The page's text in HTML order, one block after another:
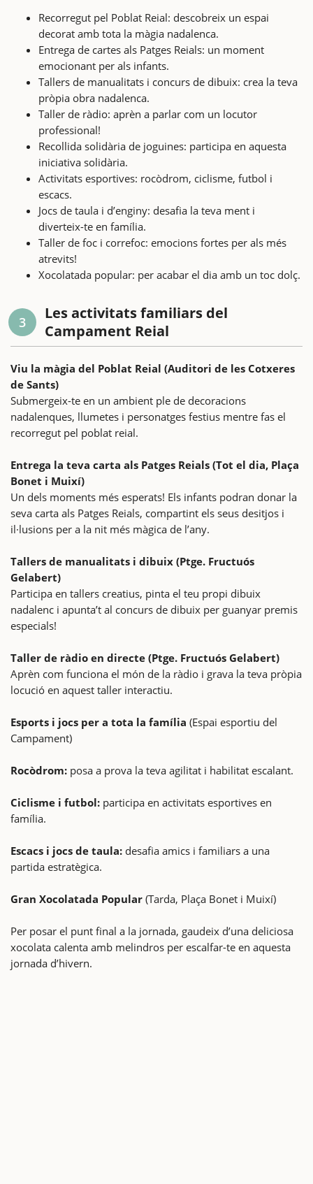
Recorregut pel Poblat Reial: descobreix un espai
decorat amb tota la màgia nadalenca.
Entrega de cartes als Patges Reials: un moment
emocionant per als infants.
Tallers de manualitats i concurs de dibuix: crea la teva
pròpia obra nadalenca.
Taller de ràdio: aprèn a parlar com un locutor
professional!
Recollida solidària de joguines: participa en aquesta
iniciativa solidària.
Activitats esportives: rocòdrom, ciclisme, futbol i
escacs.
Jocs de taula i d’enginy: desafia la teva ment i
diverteix-te en família.
Taller de foc i correfoc: emocions fortes per als més
atrevits!
Xocolatada popular: per acabar el dia amb un toc dolç.
3
Les activitats familiars del
Campament Reial
Viu la màgia del Poblat Reial (Auditori de les Cotxeres
de Sants)
Submergeix-te en un ambient ple de decoracions
nadalenques, llumetes i personatges festius mentre fas el
recorregut pel poblat reial.
Entrega la teva carta als Patges Reials (Tot el dia, Plaça
Bonet i Muixí)
Un dels moments més esperats! Els infants podran donar la
seva carta als Patges Reials, compartint els seus desitjos i
il·lusions per a la nit més màgica de l’any.
Tallers de manualitats i dibuix (Ptge. Fructuós
Gelabert)
Participa en tallers creatius, pinta el teu propi dibuix
nadalenc i apunta’t al concurs de dibuix per guanyar premis
especials!
Taller de ràdio en directe (Ptge. Fructuós Gelabert)
Aprèn com funciona el món de la ràdio i grava la teva pròpia
locució en aquest taller interactiu.
Esports i jocs per a tota la família (Espai esportiu del
Campament)
Rocòdrom: posa a prova la teva agilitat i habilitat escalant.
Ciclisme i futbol: participa en activitats esportives en
família.
Escacs i jocs de taula: desafia amics i familiars a una
partida estratègica.
Gran Xocolatada Popular (Tarda, Plaça Bonet i Muixí)
Per posar el punt final a la jornada, gaudeix d’una deliciosa
xocolata calenta amb melindros per escalfar-te en aquesta
jornada d’hivern.